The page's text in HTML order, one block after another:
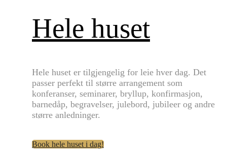
Hele huset
Hele huset er tilgjengelig for leie hver dag. Det
passer perfekt til større arrangement som
konferanser, seminarer, bryllup, konfirmasjon,
barnedåp, begravelser, julebord, jubileer og andre
større anledninger.
Book hele huset i dag!